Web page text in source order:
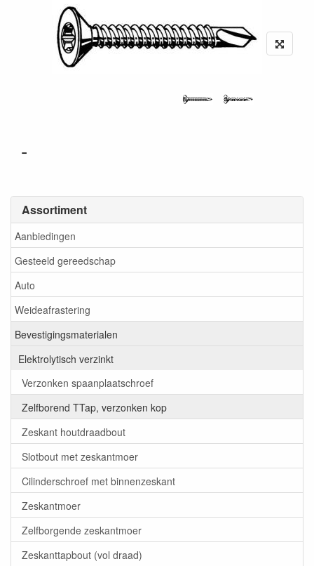
Assortiment
Aanbiedingen
Gesteeld gereedschap
Auto
Weideafrastering
Bevestigingsmaterialen
Elektrolytisch verzinkt
Verzonken spaanplaatschroef
Zelfborend TTap, verzonken kop
Zeskant houtdraadbout
Slotbout met zeskantmoer
Cilinderschroef met binnenzeskant
Zeskantmoer
Zelfborgende zeskantmoer
Zeskanttapbout (vol draad)
-